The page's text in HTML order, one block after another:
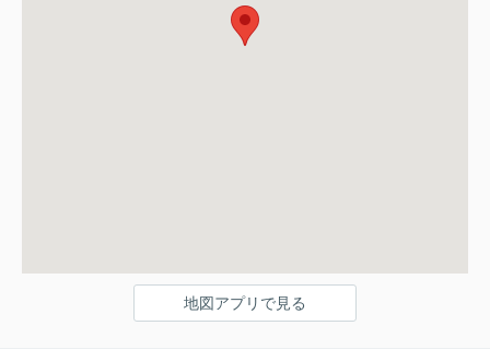
地図アプリで見る